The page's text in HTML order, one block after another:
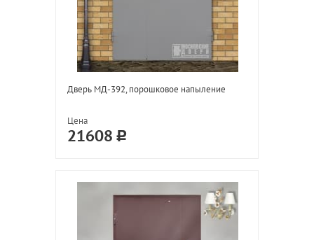
Дверь МД-392, порошковое напыление
Цена
21608